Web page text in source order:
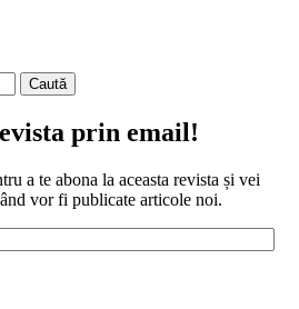
prin email!
a te abona la aceasta revista și vei
vor fi publicate articole noi.